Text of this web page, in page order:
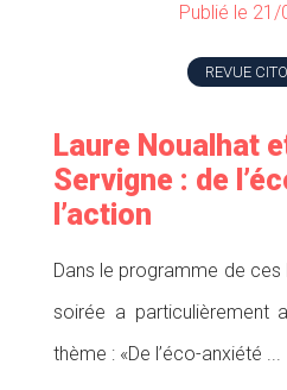
Publié le
REVUE
Laure Noualhat
Servigne : de
l’action
Dans le programme de ces
soirée a particulièrement
thème : «De l’éco-anxiété ...